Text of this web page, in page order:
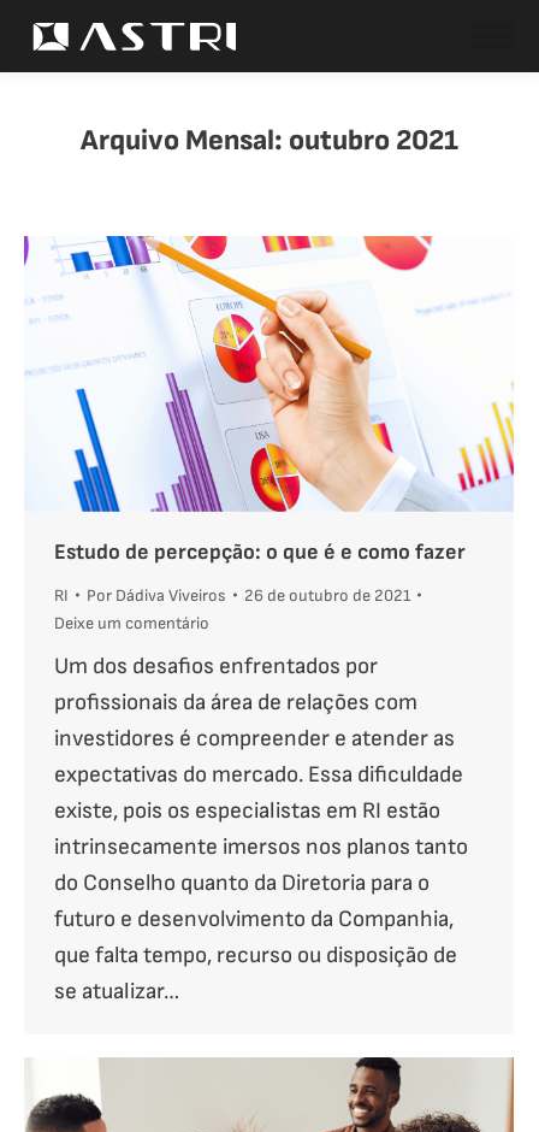
Arquivo Mensal: outubro 2021
Estudo de percepção: o que é e como fazer
RI Por Dádiva Viveiros
26 de outubro de 2021
Deixe um comentário
Um dos desafios enfrentados por
profissionais da área de relações com
investidores é compreender e atender as
expectativas do mercado. Essa dificuldade
existe, pois os especialistas em RI estão
intrinsecamente imersos nos planos tanto
do Conselho quanto da Diretoria para o
futuro e desenvolvimento da Companhia,
que falta tempo, recurso ou disposição de
se atualizar…